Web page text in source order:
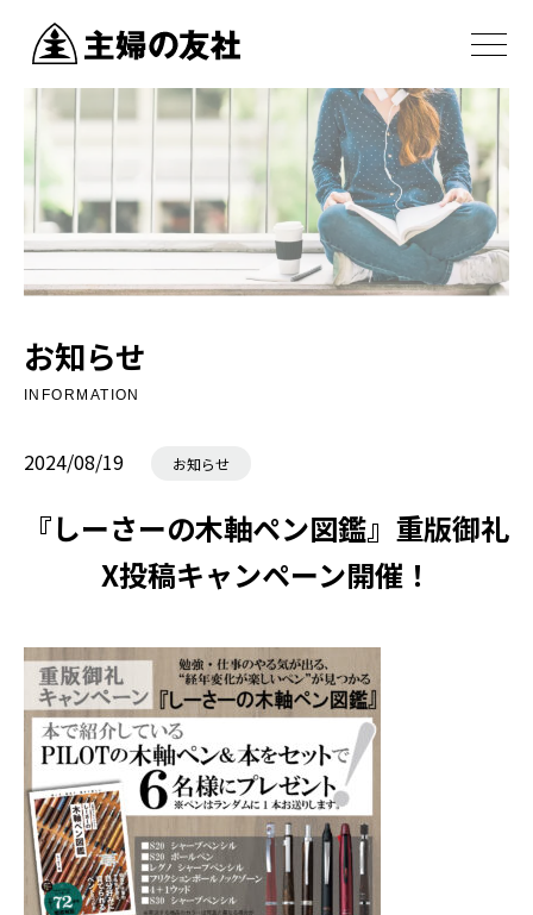
お知らせ
INFORMATION
『しーさーの木軸ペン図鑑』重版御礼
X投稿キャンペーン開催！
2024/08/19 お知らせ